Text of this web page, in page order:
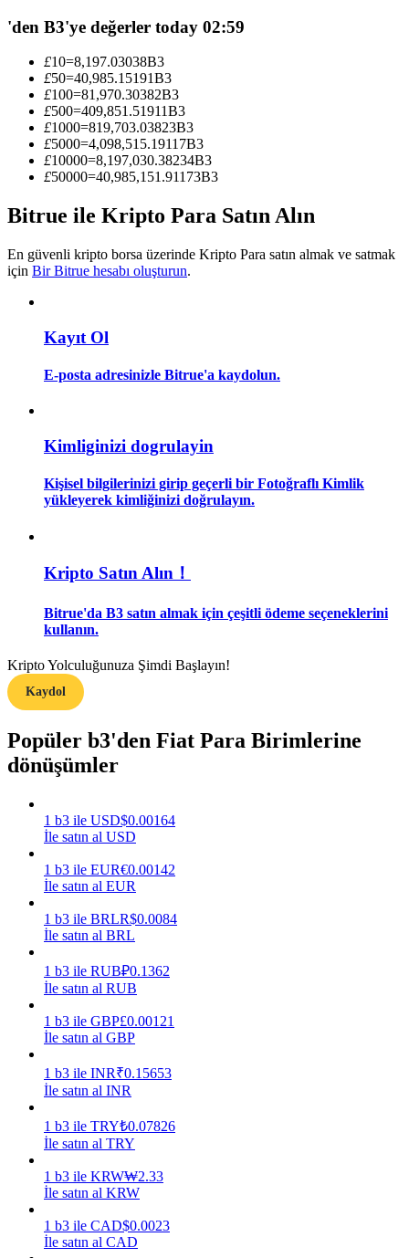
Kâr paylaşımı ve kopya ticaret komisyonlarının tadını çıkarın
Bilgi
Rehber
Vadeli İşlemler Başlangıç Kılavuzu
Ticaret stratejileri
Kazan
Power Piggy
'den B3'ye değerler today 02:59
£10=8,197.03038B3
£50=40,985.15191B3
£100=81,970.30382B3
£500=409,851.51911B3
£1000=819,703.03823B3
£5000=4,098,515.19117B3
£10000=8,197,030.38234B3
£50000=40,985,151.91173B3
Bitrue ile Kripto Para Satın Alın
En güvenli kripto borsa üzerinde Kripto Para satın almak ve satmak
için Bir Bitrue hesabı oluşturun.
Kayıt Ol
E-posta adresinizle Bitrue'a kaydolun.
Kimliginizi dogrulayin
Kişisel bilgilerinizi girip geçerli bir Fotoğraflı Kimlik
yükleyerek kimliğinizi doğrulayın.
Kripto Satın Alın！
Bitrue'da B3 satın almak için çeşitli ödeme seçeneklerini
kullanın.
Kripto Yolculuğunuza Şimdi Başlayın!
Kaydol
Popüler b3'den Fiat Para Birimlerine
dönüşümler
1 b3 ile USD$0.00164
İle satın al USD
1 b3 ile EUR€0.00142
İle satın al EUR
1 b3 ile BRLR$0.0084
İle satın al BRL
1 b3 ile RUB₽0.1362
İle satın al RUB
1 b3 ile GBP£0.00121
İle satın al GBP
1 b3 ile INR₹0.15653
İle satın al INR
1 b3 ile TRY₺0.07826
İle satın al TRY
1 b3 ile KRW₩2.33
İle satın al KRW
1 b3 ile CAD$0.0023
İle satın al CAD